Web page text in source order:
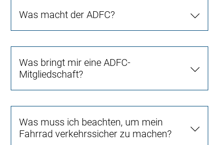
Was macht der ADFC?
Was bringt mir eine ADFC-
Mitgliedschaft?
Was muss ich beachten, um mein
Fahrrad verkehrssicher zu machen?